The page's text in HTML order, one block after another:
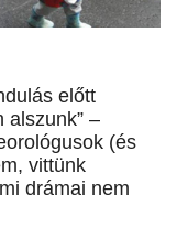
előtt
alszunk” –
(és
vittünk
drámai nem